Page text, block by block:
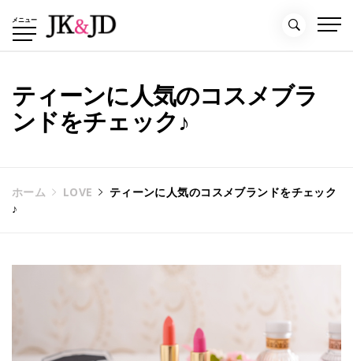
メニュー
ティーンに人気のコスメブラ
ンドをチェック♪
ホーム LOVE
ティーンに人気のコスメブランドをチェック
♪